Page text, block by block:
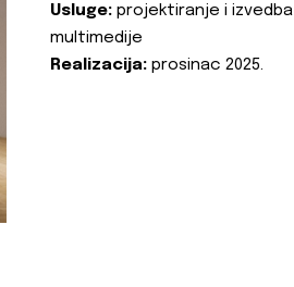
Usluge: projektiranje i izvedba
multimedije
Realizacija: prosinac 2025.